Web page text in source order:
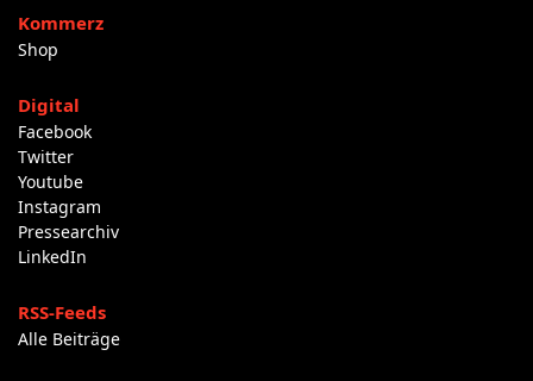
Kommerz
Shop
Digital
Facebook
Twitter
Youtube
Instagram
Pressearchiv
LinkedIn
RSS-Feeds
Alle Beiträge